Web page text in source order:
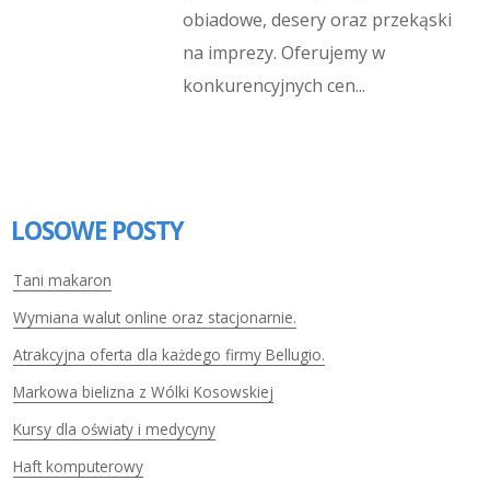
obiadowe, desery oraz przekąski
na imprezy. Oferujemy w
konkurencyjnych cen...
LOSOWE POSTY
Tani makaron
Wymiana walut online oraz stacjonarnie.
Atrakcyjna oferta dla każdego firmy Bellugio.
Markowa bielizna z Wólki Kosowskiej
Kursy dla oświaty i medycyny
Haft komputerowy